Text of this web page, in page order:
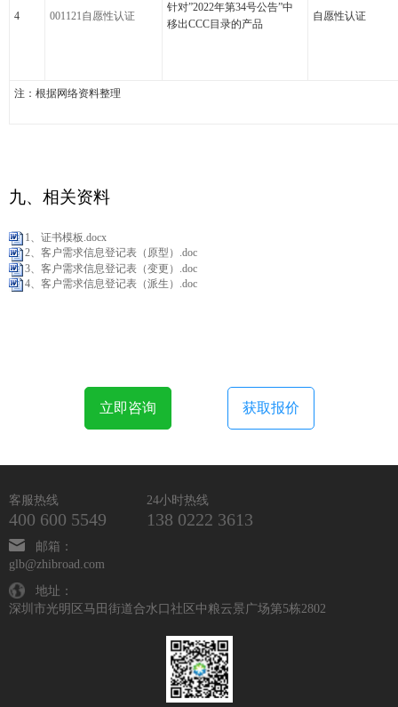
4 001121自愿性认证
针对”2022年第34号公告”中
移出CCC目录的产品
自愿性认证
注：根据网络资料整理
九、相关资料
1、证书模板.docx
2、客户需求信息登记表（原型）.doc
3、客户需求信息登记表（变更）.doc
4、客户需求信息登记表（派生）.doc
立即咨询 获取报价
客服热线
400 600 5549
24小时热线
138 0222 3613
邮箱：
glb@zhibroad.com
地址：
深圳市光明区马田街道合水口社区中粮云景广场第5栋2802